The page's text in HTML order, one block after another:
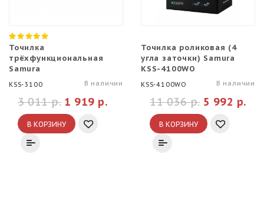
Точилка
трёхфункциональная
Samura
KSS-3100 В наличии
1 919 р.
3 011 р.
В КОРЗИНУ
Точилка роликовая (4
угла заточки) Samura
KSS-4100WO
KSS-4100WO В наличии
5 992 р.
11 036 р.
В КОРЗИНУ